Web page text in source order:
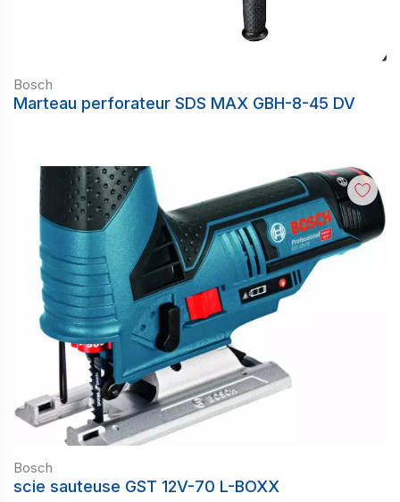
Bosch
Marteau perforateur SDS MAX GBH-8-45 DV
Bosch
scie sauteuse GST 12V-70 L-BOXX